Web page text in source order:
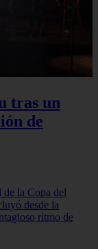
tras un
de